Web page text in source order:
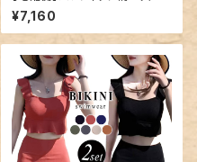
tops1547
¥7,160